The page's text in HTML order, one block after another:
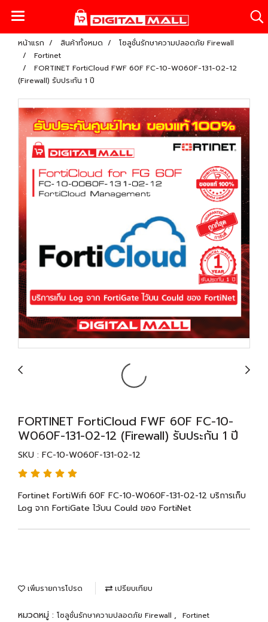
หน้าแรก สินค้าทั้งหมด
โซลูชั่นรักษาความปลอดภัย Firewall
Fortinet
FORTINET FortiCloud FWF 60F FC-10-W060F-131-02-12
(Firewall) รับประกัน 1 ปี
FORTINET FortiCloud FWF 60F FC-10-
W060F-131-02-12 (Firewall) รับประกัน 1 ปี
SKU : FC-10-W060F-131-02-12
Fortinet FortiWifi 60F FC-10-W060F-131-02-12 บริการเก็บ
Log จาก FortiGate ไว้บน Could ของ FortiNet
เพิ่มรายการโปรด เปรียบเทียบ
หมวดหมู่ : โซลูชั่นรักษาความปลอดภัย Firewall , Fortinet